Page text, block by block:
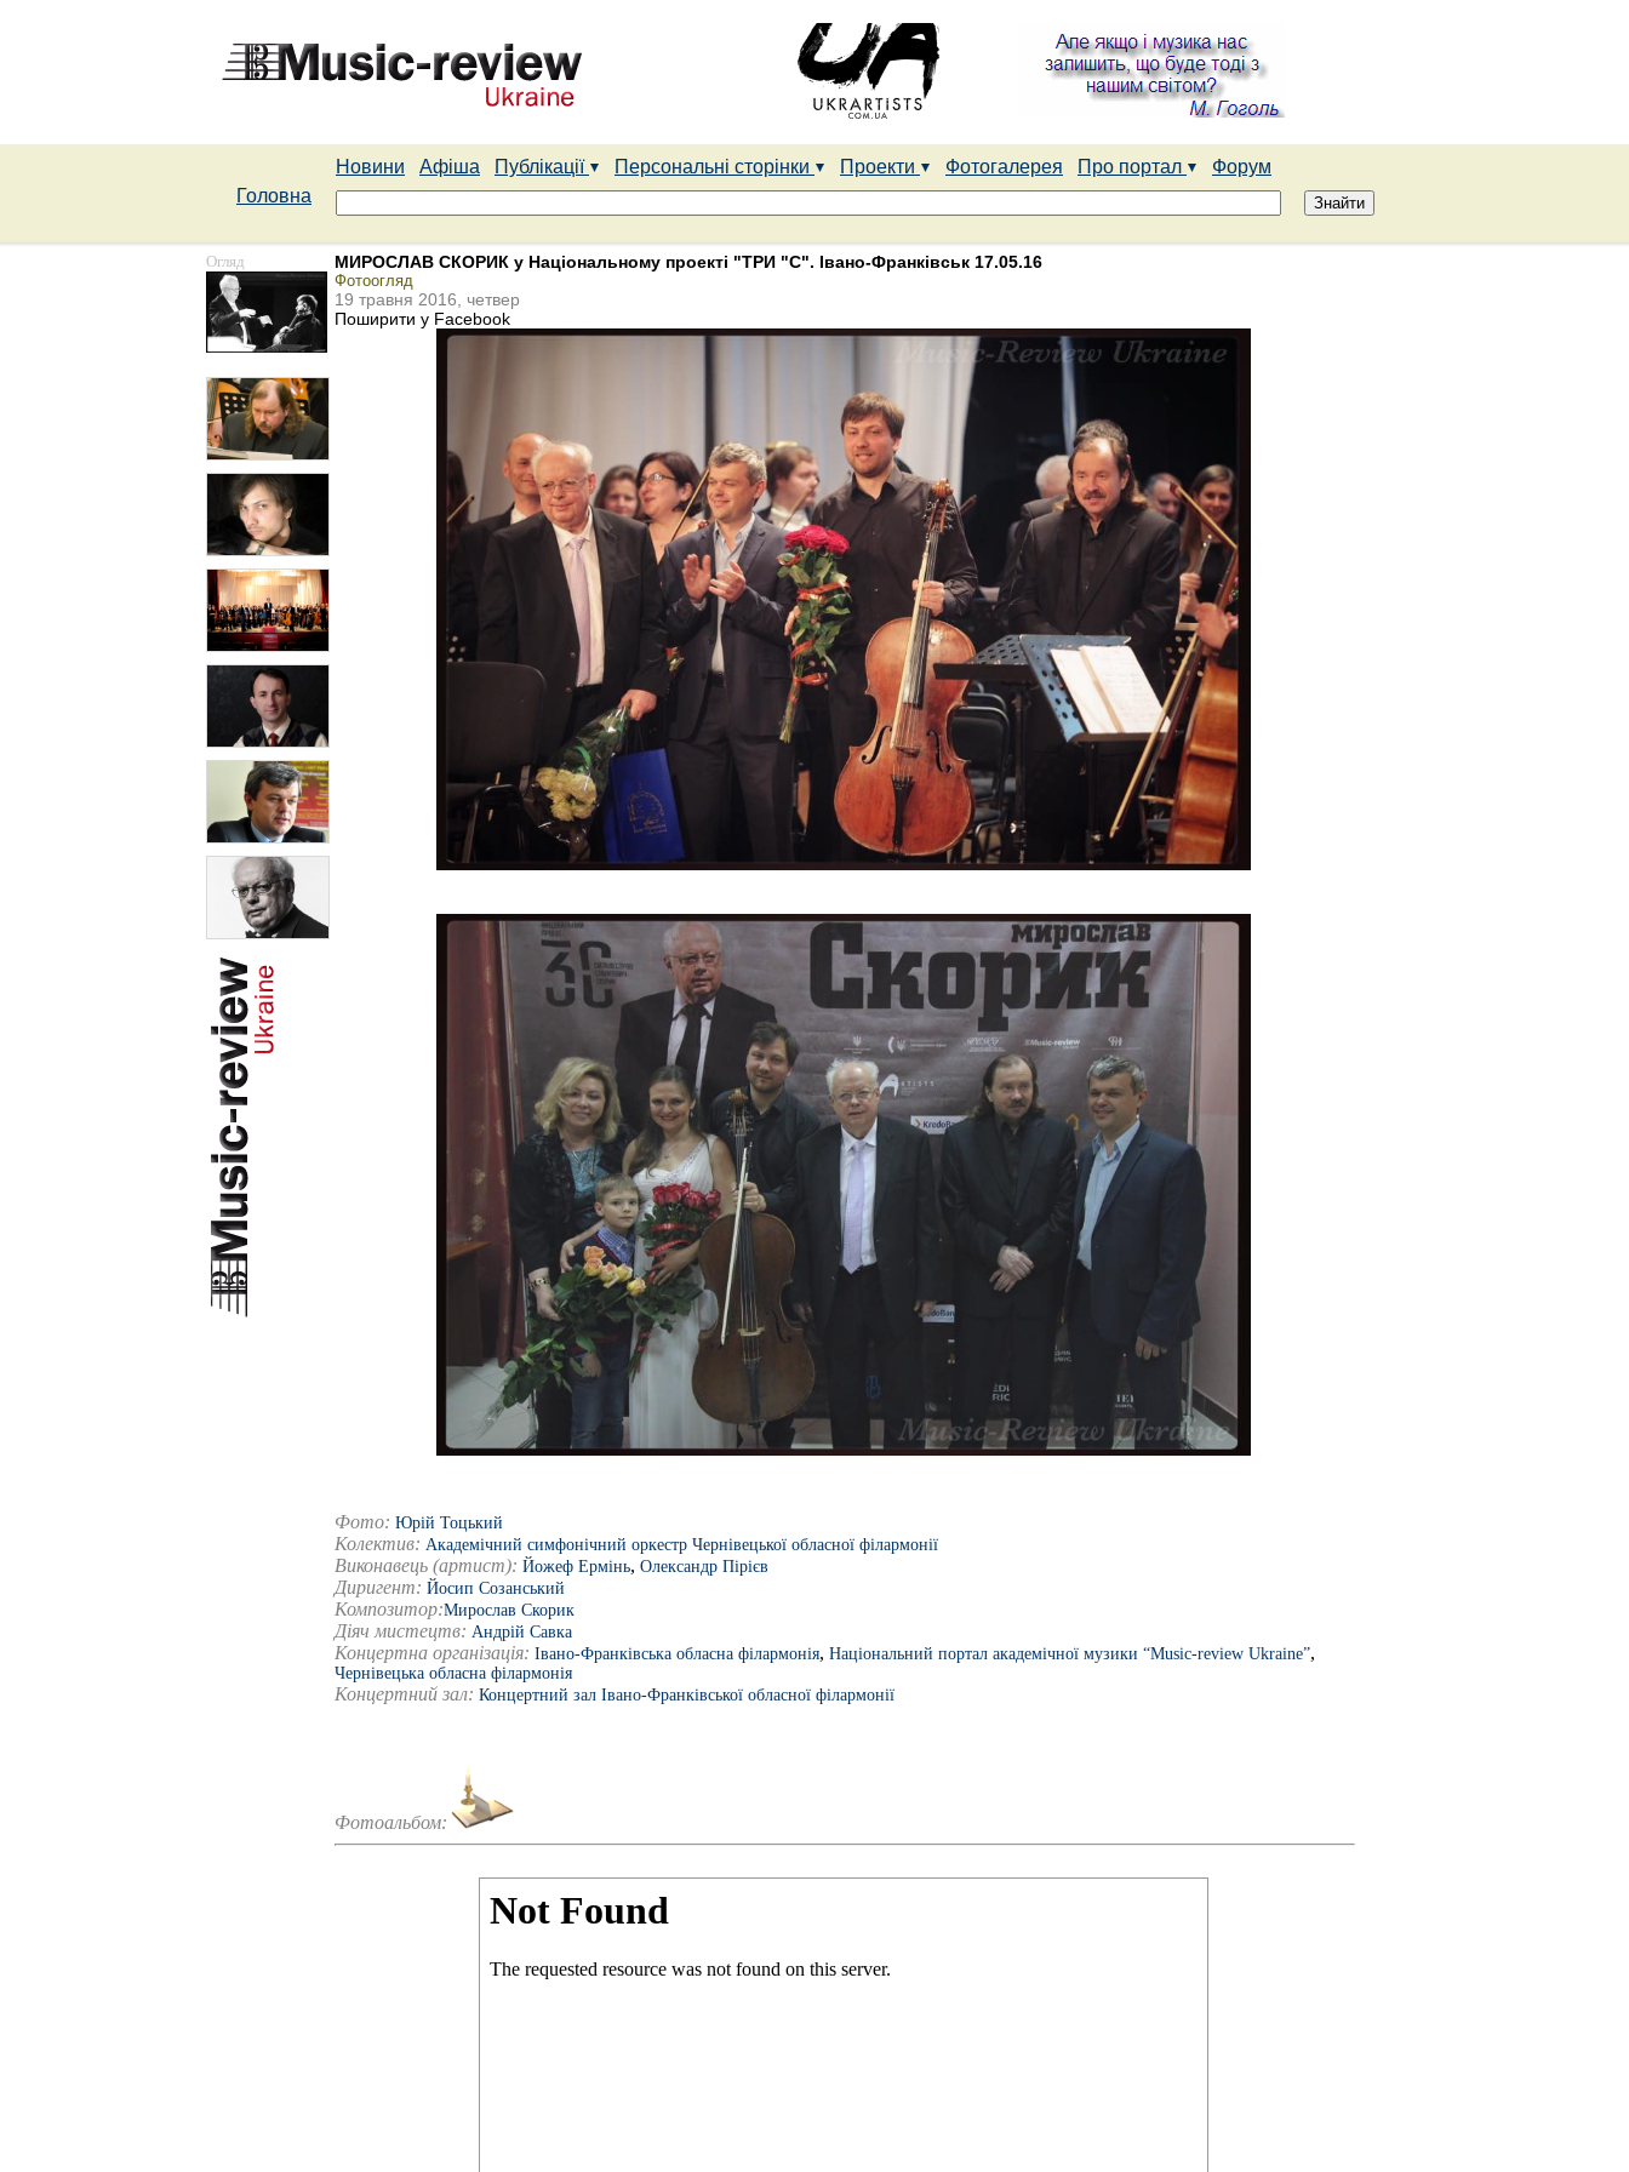
Новини Афіша Публікації Персональні сторінки Проекти Фотогалерея Про портал
Форум
Головна
Огляд МИРОСЛАВ СКОРИК у Національному проекті "ТРИ "С". Івано-Франківськ 17.05.16
Фотоогляд
19 травня 2016, четвер
Поширити у Facebook
Фото: Юрій Тоцький
Колектив: Академічний симфонічний оркестр Чернівецької обласної філармонії
Виконавець (артист): Йожеф Ермінь, Олександр Пірієв
Диригент: Йосип Созанський
Композитор:Мирослав Скорик
Діяч мистецтв: Андрій Савка
Концертна організація: Івано-Франківська обласна філармонія, Національний портал академічної музики “Music-review Ukraine”,
Чернівецька обласна філармонія
Концертний зал: Концертний зал Івано-Франківської обласної філармонії
Фотоальбом: